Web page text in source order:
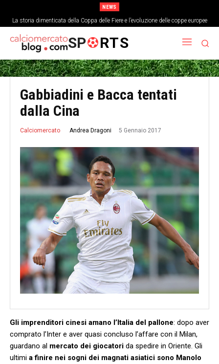
NEWS
La storia dimenticata della Coppa delle Fiere e l’evoluzione delle coppe europee
SP RTS
Gabbiadini e Bacca tentati
dalla Cina
Calciomercato Andrea Dragoni 5 Gennaio 2017
Gli imprenditori cinesi amano l’Italia del pallone: dopo aver
comprato l’Inter e aver quasi concluso l’affare con il Milan,
guardano al mercato dei giocatori da spedire in Oriente. Gli
ultimi a finire nei sogni dei magnati asiatici sono Manolo